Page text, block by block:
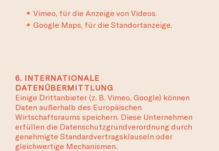
Vimeo, für die Anzeige von Videos.
Google Maps, für die Standortanzeige.
6. INTERNATIONALE
DATENÜBERMITTLUNG
Einige Drittanbieter (z. B. Vimeo, Google) können
Daten außerhalb des Europäischen
Wirtschaftsraums speichern. Diese Unternehmen
erfüllen die Datenschutzgrundverordnung durch
genehmigte Standardvertragsklauseln oder
gleichwertige Mechanismen.